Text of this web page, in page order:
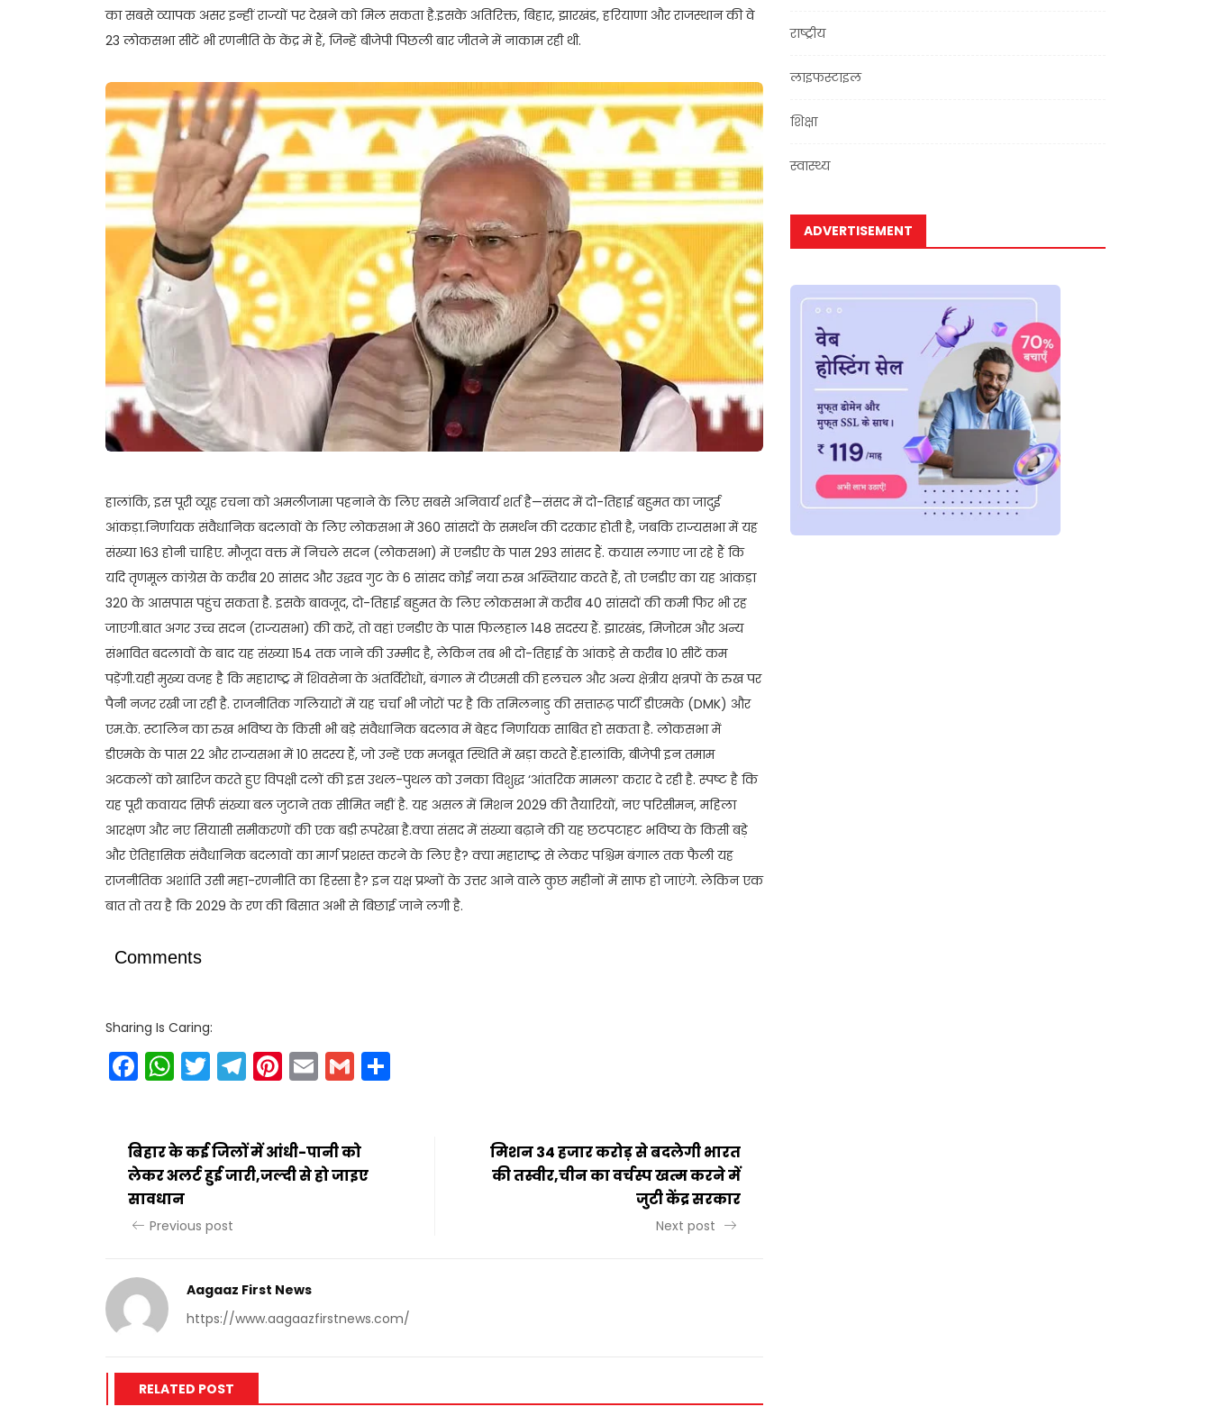
का सबसे व्यापक असर इन्हीं राज्यों पर देखने को मिल सकता है.इसके अतिरिक्त, बिहार, झारखंड, हरियाणा और राजस्थान की वे
23 लोकसभा सीटें भी रणनीति के केंद्र में हैं, जिन्हें बीजेपी पिछली बार जीतने में नाकाम रही थी.
हालांकि, इस पूरी व्यूह रचना को अमलीजामा पहनाने के लिए सबसे अनिवार्य शर्त है—संसद में दो-तिहाई बहुमत का जादुई
आंकड़ा.निर्णायक संवैधानिक बदलावों के लिए लोकसभा में 360 सांसदों के समर्थन की दरकार होती है, जबकि राज्यसभा में यह
संख्या 163 होनी चाहिए. मौजूदा वक्त में निचले सदन (लोकसभा) में एनडीए के पास 293 सांसद हैं. कयास लगाए जा रहे हैं कि
यदि तृणमूल कांग्रेस के करीब 20 सांसद और उद्धव गुट के 6 सांसद कोई नया रुख अख्तियार करते हैं, तो एनडीए का यह आंकड़ा
320 के आसपास पहुंच सकता है. इसके बावजूद, दो-तिहाई बहुमत के लिए लोकसभा में करीब 40 सांसदों की कमी फिर भी रह
जाएगी.बात अगर उच्च सदन (राज्यसभा) की करें, तो वहां एनडीए के पास फिलहाल 148 सदस्य हैं. झारखंड, मिजोरम और अन्य
संभावित बदलावों के बाद यह संख्या 154 तक जाने की उम्मीद है, लेकिन तब भी दो-तिहाई के आंकड़े से करीब 10 सीटें कम
पड़ेंगी.यही मुख्य वजह है कि महाराष्ट्र में शिवसेना के अंतर्विरोधों, बंगाल में टीएमसी की हलचल और अन्य क्षेत्रीय क्षत्रपों के रुख पर
पैनी नजर रखी जा रही है. राजनीतिक गलियारों में यह चर्चा भी जोरों पर है कि तमिलनाडु की सत्तारूढ़ पार्टी डीएमके (DMK) और
एम.के. स्टालिन का रुख भविष्य के किसी भी बड़े संवैधानिक बदलाव में बेहद निर्णायक साबित हो सकता है. लोकसभा में
डीएमके के पास 22 और राज्यसभा में 10 सदस्य हैं, जो उन्हें एक मजबूत स्थिति में खड़ा करते हैं.हालांकि, बीजेपी इन तमाम
अटकलों को खारिज करते हुए विपक्षी दलों की इस उथल-पुथल को उनका विशुद्ध ‘आंतरिक मामला’ करार दे रही है. स्पष्ट है कि
यह पूरी कवायद सिर्फ संख्या बल जुटाने तक सीमित नहीं है. यह असल में मिशन 2029 की तैयारियों, नए परिसीमन, महिला
आरक्षण और नए सियासी समीकरणों की एक बड़ी रूपरेखा है.क्या संसद में संख्या बढ़ाने की यह छटपटाहट भविष्य के किसी बड़े
और ऐतिहासिक संवैधानिक बदलावों का मार्ग प्रशस्त करने के लिए है? क्या महाराष्ट्र से लेकर पश्चिम बंगाल तक फैली यह
राजनीतिक अशांति उसी महा-रणनीति का हिस्सा है? इन यक्ष प्रश्नों के उत्तर आने वाले कुछ महीनों में साफ हो जाएंगे. लेकिन एक
बात तो तय है कि 2029 के रण की बिसात अभी से बिछाई जाने लगी है.
Comments
Sharing Is Caring:
Facebook
WhatsApp
Twitter
Telegram
Pinterest
EmailGmail
बिहार के कई जिलों में आंधी-पानी को
लेकर अलर्ट हुई जारी,जल्दी से हो जाइए
सावधान
Previous post
मिशन 34 हजार करोड़ से बदलेगी भारत
की तस्वीर,चीन का वर्चस्प खत्म करने में
जुटी केंद्र सरकार
Next post
Aagaaz First News
https://www.aagaazfirstnews.com/
RELATED POST
राष्ट्रीय
लाइफस्टाइल
शिक्षा
स्वास्थ्य
ADVERTISEMENT